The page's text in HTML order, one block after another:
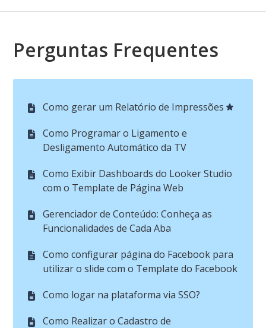
Perguntas Frequentes
Como gerar um Relatório de Impressões
Como Programar o Ligamento e
Desligamento Automático da TV
Como Exibir Dashboards do Looker Studio
com o Template de Página Web
Gerenciador de Conteúdo: Conheça as
Funcionalidades de Cada Aba
Como configurar página do Facebook para
utilizar o slide com o Template do Facebook
Como logar na plataforma via SSO?
Como Realizar o Cadastro de